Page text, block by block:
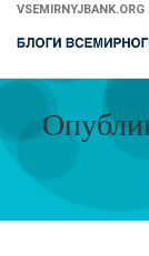
Skip
Main
VSEMIRNYJBANK.ORG